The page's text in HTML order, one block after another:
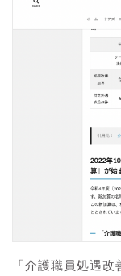
「介護職員処遇